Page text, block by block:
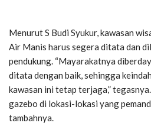
Menurut S Budi Syukur, kawasan
Air Manis harus segera ditata dan
pendukung. “Mayarakatnya
ditata dengan baik, sehingga
kawasan ini tetap terjaga,”
gazebo di lokasi-lokasi yang
tambahnya.